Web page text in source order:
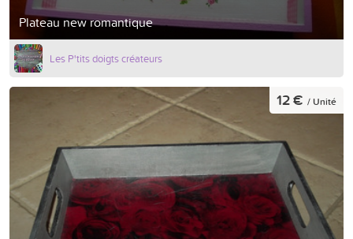
Plateau new romantique
Les P'tits doigts créateurs
12 € / Unité